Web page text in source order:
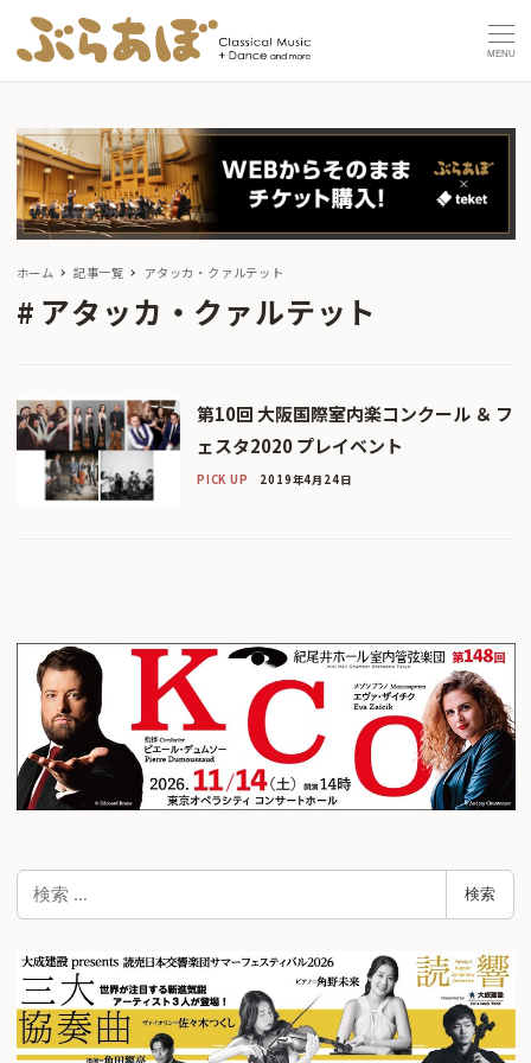
MENU
ホーム 記事一覧 アタッカ・クァルテット
アタッカ・クァルテット
第10回 大阪国際室内楽コンクール ＆ フ
ェスタ2020 プレイベント
PICK UP 2019年4月24日
検
検索